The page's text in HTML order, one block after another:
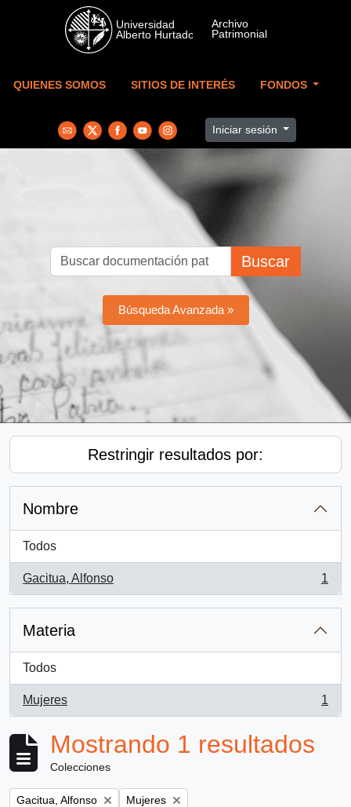
Skip to main content
QUIENES SOMOS SITIOS DE INTERÉS FONDOS
Iniciar sesión
Buscar
Búsqueda Avanzada »
Restringir resultados por:
Nombre
Todos
Gacitua, Alfonso
, 1 resultados
1
Materia
Todos
Mujeres
, 1 resultados
1
Mostrando 1 resultados
Colecciones
Remove filter:
Gacitua, Alfonso Remove filter:
Mujeres